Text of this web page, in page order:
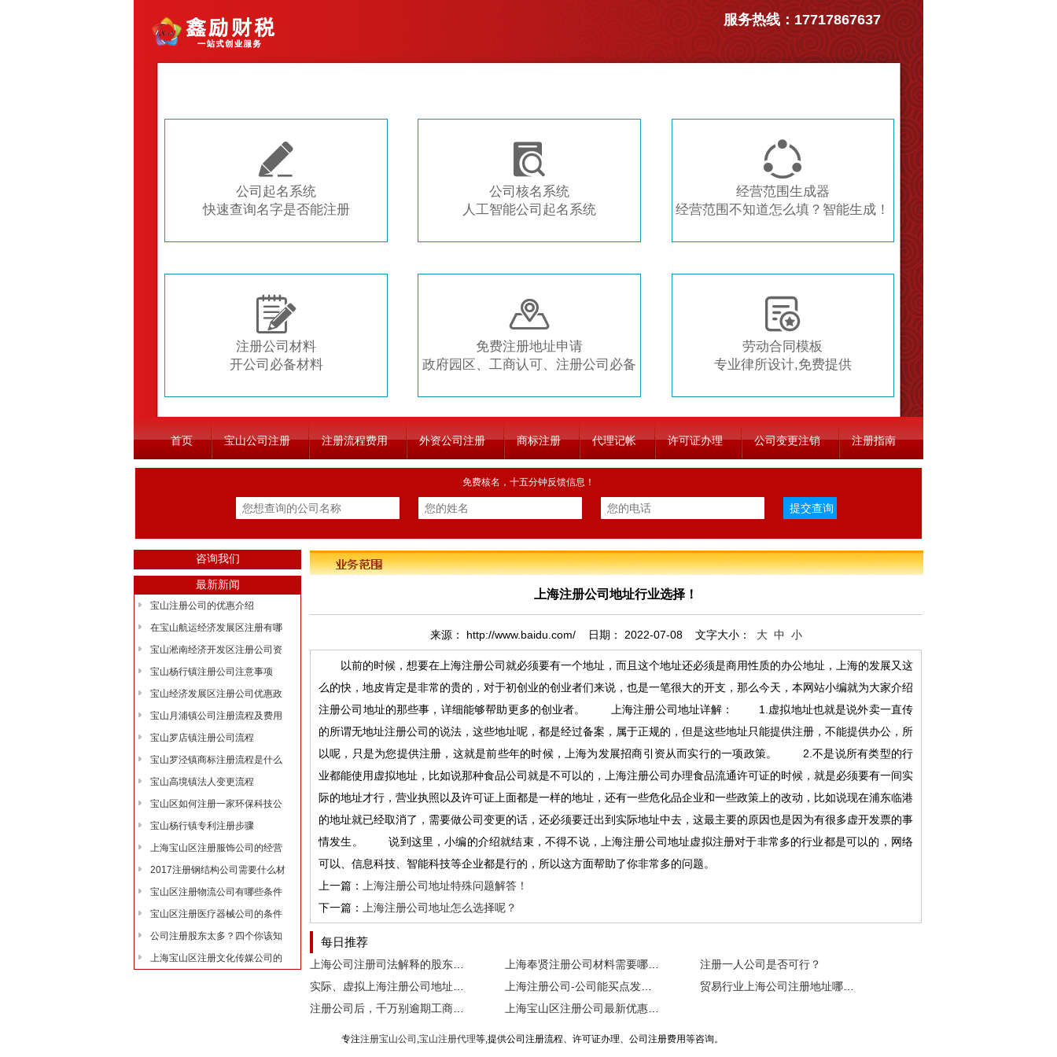

公司起名系统
快速查询名字是否能注册

公司核名系统
人工智能公司起名系统

经营范围生成器
经营范围不知道怎么填？智能生成！

注册公司材料
开公司必备材料

免费注册地址申请
政府园区、工商认可、注册公司必备

劳动合同模板
专业律所设计,免费提供
服务热线：17717867637
首页 宝山公司注册 注册流程费用 外资公司注册 商标注册 代理记帐 许可证办理 公司变更注销 注册指南
免费核名，十五分钟反馈信息！
咨询我们
最新新闻
宝山注册公司的优惠介绍
在宝山航运经济发展区注册有哪
宝山淞南经济开发区注册公司资
宝山杨行镇注册公司注意事项
宝山经济发展区注册公司优惠政
宝山月浦镇公司注册流程及费用
宝山罗店镇注册公司流程
宝山罗泾镇商标注册流程是什么
宝山高境镇法人变更流程
宝山区如何注册一家环保科技公
宝山杨行镇专利注册步骤
上海宝山区注册服饰公司的经营
2017注册钢结构公司需要什么材
宝山区注册物流公司有哪些条件
宝山区注册医疗器械公司的条件
公司注册股东太多？四个你该知
上海宝山区注册文化传媒公司的
上海注册公司地址行业选择！
来源： http://www.baidu.com/日期： 2022-07-08文字大小： 大 中 小
以前的时候，想要在上海注册公司就必须要有一个地址，而且这个地址还必须是商用性质的办公地址，上海的发展又这
么的快，地皮肯定是非常的贵的，对于初创业的创业者们来说，也是一笔很大的开支，那么今天，本网站小编就为大家介绍
注册公司地址的那些事，详细能够帮助更多的创业者。 上海注册公司地址详解： 1.虚拟地址也就是说外卖一直传
的所谓无地址注册公司的说法，这些地址呢，都是经过备案，属于正规的，但是这些地址只能提供注册，不能提供办公，所
以呢，只是为您提供注册，这就是前些年的时候，上海为发展招商引资从而实行的一项政策。 2.不是说所有类型的行
业都能使用虚拟地址，比如说那种食品公司就是不可以的，上海注册公司办理食品流通许可证的时候，就是必须要有一间实
际的地址才行，营业执照以及许可证上面都是一样的地址，还有一些危化品企业和一些政策上的改动，比如说现在浦东临港
的地址就已经取消了，需要做公司变更的话，还必须要迁出到实际地址中去，这最主要的原因也是因为有很多虚开发票的事
情发生。 说到这里，小编的介绍就结束，不得不说，上海注册公司地址虚拟注册对于非常多的行业都是可以的，网络
可以、信息科技、智能科技等企业都是行的，所以这方面帮助了你非常多的问题。
上一篇：
上海注册公司地址特殊问题解答！
下一篇：
上海注册公司地址怎么选择呢？
每日推荐
注册一人公司是否可行？
专注注册宝山公司 ,宝山注册代理等,提供公司注册流程、许可证办理、公司注册费用等咨询。